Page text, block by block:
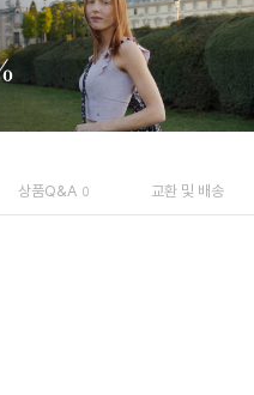
상품Q&A 0 교환 및 배송